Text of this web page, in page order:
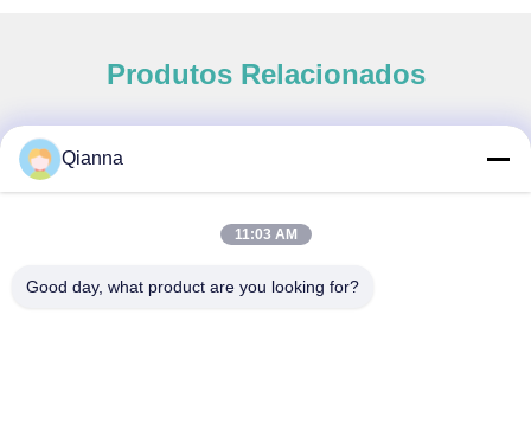
Produtos Relacionados
Nº 793 Tongren Road, Cidade de Tongxiang, Província de
Qianna
11:03 AM
Good day, what product are you looking for?